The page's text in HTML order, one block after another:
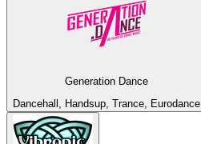
Generation Dance
Dancehall, Handsup, Trance, Eurodance